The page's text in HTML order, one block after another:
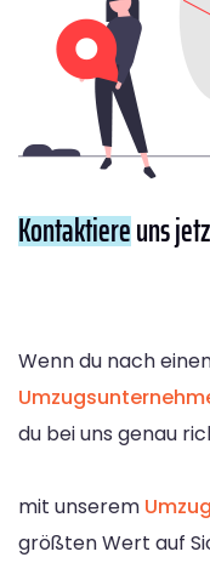
Kontaktiereuns
Wenn du nach
du bei uns genau
mit unserem
größten Wert auf